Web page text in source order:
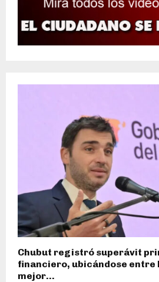
Chubut registró superávit
financiero, ubicándose entre
mejor...